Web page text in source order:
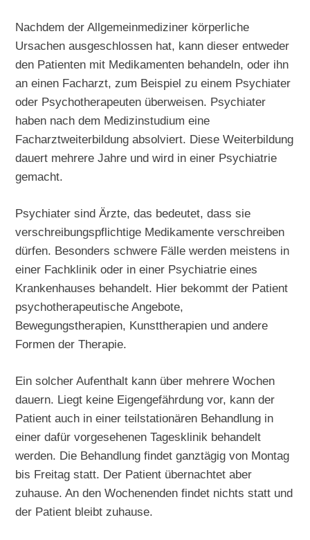
Nachdem der Allgemeinmediziner körperliche
Ursachen ausgeschlossen hat, kann dieser entweder
den Patienten mit Medikamenten behandeln, oder ihn
an einen Facharzt, zum Beispiel zu einem Psychiater
oder Psychotherapeuten überweisen. Psychiater
haben nach dem Medizinstudium eine
Facharztweiterbildung absolviert. Diese Weiterbildung
dauert mehrere Jahre und wird in einer Psychiatrie
gemacht.
Psychiater sind Ärzte, das bedeutet, dass sie
verschreibungspflichtige Medikamente verschreiben
dürfen. Besonders schwere Fälle werden meistens in
einer Fachklinik oder in einer Psychiatrie eines
Krankenhauses behandelt. Hier bekommt der Patient
psychotherapeutische Angebote,
Bewegungstherapien, Kunsttherapien und andere
Formen der Therapie.
Ein solcher Aufenthalt kann über mehrere Wochen
dauern. Liegt keine Eigengefährdung vor, kann der
Patient auch in einer teilstationären Behandlung in
einer dafür vorgesehenen Tagesklinik behandelt
werden. Die Behandlung findet ganztägig von Montag
bis Freitag statt. Der Patient übernachtet aber
zuhause. An den Wochenenden findet nichts statt und
der Patient bleibt zuhause.